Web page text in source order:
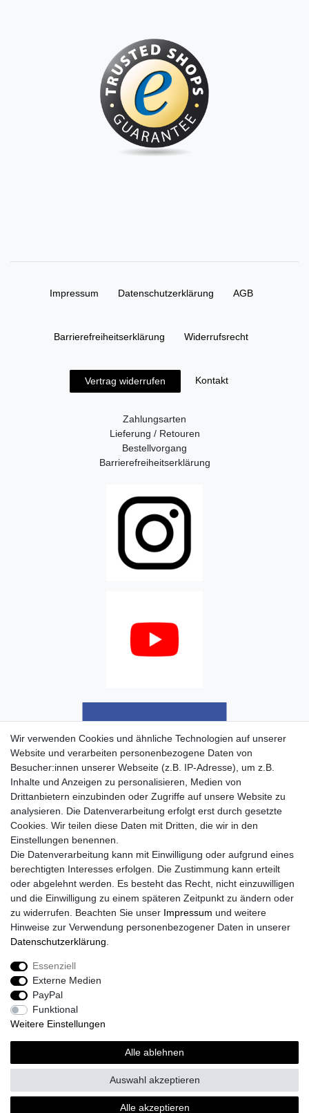
Impressum Daten­schutz­erklärung AGB
Barrierefreiheitserklärung Widerrufs­recht
Vertrag widerrufen Kontakt
Zahlungsarten
Lieferung / Retouren
Bestellvorgang
Barrierefreiheitserklärung
Wir verwenden Cookies und ähnliche Technologien auf unserer
Website und verarbeiten personenbezogene Daten von
Besucher:innen unserer Webseite (z.B. IP-Adresse), um z.B.
Inhalte und Anzeigen zu personalisieren, Medien von
Drittanbietern einzubinden oder Zugriffe auf unsere Website zu
analysieren. Die Datenverarbeitung erfolgt erst durch gesetzte
Cookies. Wir teilen diese Daten mit Dritten, die wir in den
Einstellungen benennen.
Die Datenverarbeitung kann mit Einwilligung oder aufgrund eines
berechtigten Interesses erfolgen. Die Zustimmung kann erteilt
oder abgelehnt werden. Es besteht das Recht, nicht einzuwilligen
und die Einwilligung zu einem späteren Zeitpunkt zu ändern oder
zu widerrufen. Beachten Sie unser Impressum und weitere
Hinweise zur Verwendung personenbezogener Daten in unserer
Daten­schutz­erklärung
Essenziell
Externe Medien
PayPal
Funktional
Weitere Einstellungen
Alle akzeptieren
Alle ablehnen
Auswahl akzeptieren